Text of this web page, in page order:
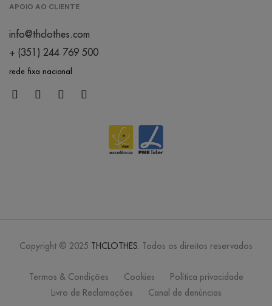
APOIO AO CLIENTE
info@thclothes.com
+ (351) 244 769 500
rede fixa nacional
Copyright © 2025 THCLOTHES. Todos os direitos reservados
Termos & Condições Cookies
Política privacidade
Livro de Reclamações
Canal de denúncias